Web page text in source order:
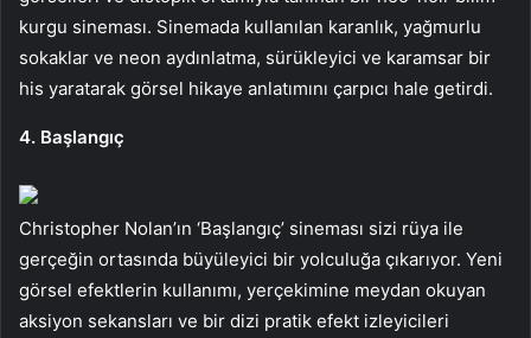
kurgu sineması. Sinemada kullanılan karanlık, yağmurlu
sokaklar ve neon aydınlatma, sürükleyici ve karamsar bir
his yaratarak görsel hikaye anlatımını çarpıcı hale getirdi.
4. Başlangıç
Christopher Nolan’ın ‘Başlangıç’ sineması sizi rüya ile
gerçeğin ortasında büyüleyici bir yolculuğa çıkarıyor. Yeni
görsel efektlerin kullanımı, yerçekimine meydan okuyan
aksiyon sekansları ve bir dizi pratik efekt izleyicileri